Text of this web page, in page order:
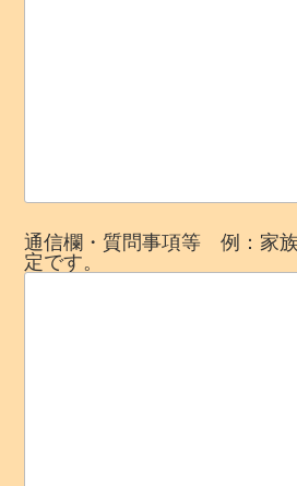
通信欄・質問事項等 例：家
定です。